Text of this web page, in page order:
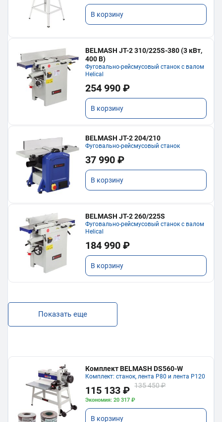
В корзину
BELMASH JT-2 310/225S-380 (3 кВт,
400 В)
Фуговально-рейсмусовый станок с валом
Helical
254 990 ₽
В корзину
BELMASH JT-2 204/210
Фуговально-рейсмусовый станок
37 990 ₽
В корзину
BELMASH JT-2 260/225S
Фуговально-рейсмусовый станок с валом
Helical
184 990 ₽
В корзину
Показать еще
Комплект BELMASH DS560-W
Комплект: станок, лента P80 и лента P120
115 133 ₽ 135 450 ₽
Экономия: 20 317 ₽
В корзину